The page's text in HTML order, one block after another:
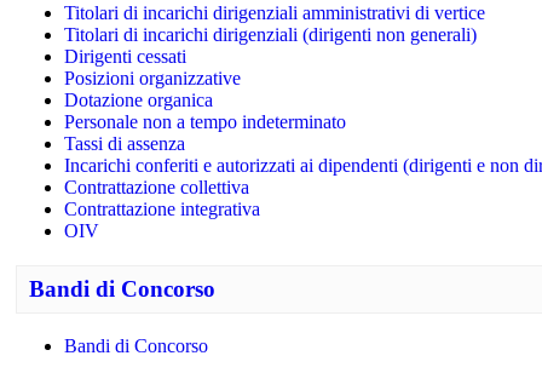
Titolari di incarichi dirigenziali amministrativi di vertice
Titolari di incarichi dirigenziali (dirigenti non generali)
Dirigenti cessati
Posizioni organizzative
Dotazione organica
Personale non a tempo indeterminato
Tassi di assenza
Incarichi conferiti e autorizzati ai dipendenti (dirigenti e non
Contrattazione collettiva
Contrattazione integrativa
OIV
Bandi di Concorso
Bandi di Concorso